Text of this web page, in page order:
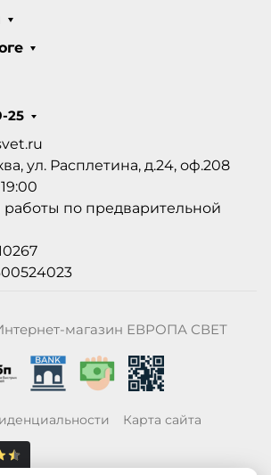
25
ул. Расплетина, д.24, оф.208
работы по предварительной
магазин ЕВРОПА СВЕТ
Карта сайта